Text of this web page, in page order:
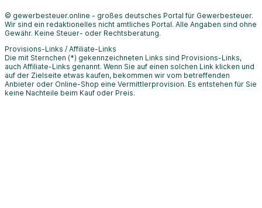
© gewerbesteuer.online - großes deutsches Portal für Gewerbesteuer.
Wir sind ein redaktionelles nicht amtliches Portal. Alle Angaben sind ohne
Gewähr. Keine Steuer- oder Rechtsberatung.
Provisions-Links / Affiliate-Links
Die mit Sternchen (*) gekennzeichneten Links sind Provisions-Links,
auch Affiliate-Links genannt. Wenn Sie auf einen solchen Link klicken und
auf der Zielseite etwas kaufen, bekommen wir vom betreffenden
Anbieter oder Online-Shop eine Vermittlerprovision. Es entstehen für Sie
keine Nachteile beim Kauf oder Preis.